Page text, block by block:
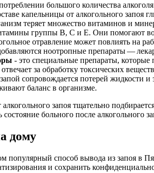
большого количества
капельницы от алкогольного запоя
теряет множество витаминов и
группы В, С и Е. Они помогают
отравление может повлиять на
ноотропные препараты —
- это специальные препараты,
за обработку токсических
сопровождается потерей жидкости
баланс в организме.
запоя тщательно
состояние больного после
дому
популярный способ вывода из запоя в
и сохранить